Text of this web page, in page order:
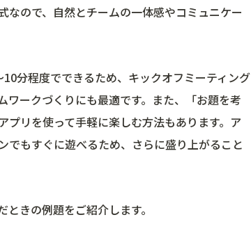
ので、自然とチームの一体感やコミュニケー
分程度でできるため、キックオフミーティング
ークづくりにも最適です。また、「お題を考
プリを使って手軽に楽しむ方法もあります。ア
でもすぐに遊べるため、さらに盛り上がること
きの例題をご紹介します。